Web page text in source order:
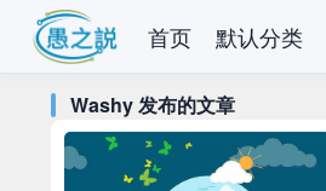
首页 默认分类
Washy 发布的文章